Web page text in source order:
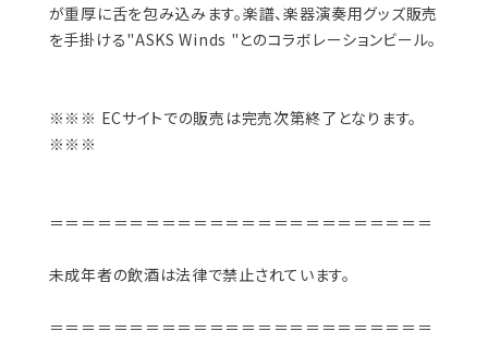
が重厚に舌を包み込みます。楽譜、楽器演奏用グッズ販売
を手掛ける"ASKS Winds "とのコラボレーションビール。
※※※ ECサイトでの販売は完売次第終了となります。
※※※
＝＝＝＝＝＝＝＝＝＝＝＝＝＝＝＝＝＝＝＝＝＝＝＝
未成年者の飲酒は法律で禁止されています。
＝＝＝＝＝＝＝＝＝＝＝＝＝＝＝＝＝＝＝＝＝＝＝＝